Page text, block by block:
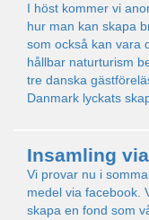
I höst kommer vi
hur man kan skapa
som också kan vara
hållbar naturturism
tre danska
Danmark lyckats
Insamling
Vi provar nu i
medel via facebook.
skapa en fond som